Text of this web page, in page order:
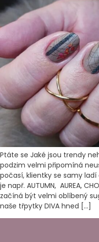
Ptáte se Jaké jsou trendy
podzim velmi připomíná
počasí, klientky se samy
je např. AUTUMN, AUREA,
začíná být velmi oblíbený
naše třpytky DIVA hned […]